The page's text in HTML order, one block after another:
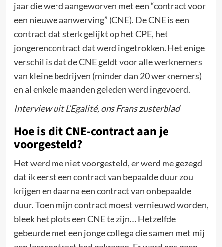
jaar die werd aangeworven met een “contract voor
een nieuwe aanwerving” (CNE). De CNE is een
contract dat sterk gelijkt op het CPE, het
jongerencontract dat werd ingetrokken. Het enige
verschil is dat de CNE geldt voor alle werknemers
van kleine bedrijven (minder dan 20 werknemers)
en al enkele maanden geleden werd ingevoerd.
Interview uit L’Egalité, ons Frans zusterblad
Hoe is dit CNE-contract aan je
voorgesteld?
Het werd me niet voorgesteld, er werd me gezegd
dat ik eerst een contract van bepaalde duur zou
krijgen en daarna een contract van onbepaalde
duur. Toen mijn contract moest vernieuwd worden,
bleek het plots een CNE te zijn… Hetzelfde
gebeurde met een jonge collega die samen met mij